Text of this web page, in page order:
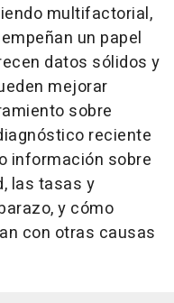
multifactorial,
un papel
datos sólidos y
mejorar
sobre
reciente
información sobre
las tasas y
y cómo
con otras causas